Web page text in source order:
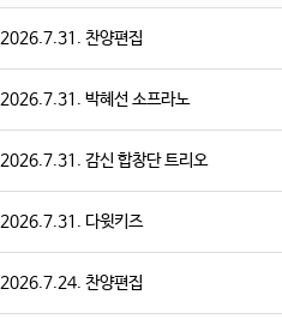
2026.7.31. 찬양편집
2026.7.31. 박혜선 소프라노
2026.7.31. 감신 합창단 트리오
2026.7.31. 다윗키즈
2026.7.24. 찬양편집